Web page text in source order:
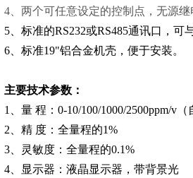
4、两个可任意设定的控制点，无源继
5、标准的RS232或RS485通讯口，可
6、标准19"铝合金机壳，便于安装。
主要技术参数：
1、量 程：0-10/100/1000/2500ppm/v（
2、精 度：全量程的1%
3、灵敏度：全量程的0.1%
4、显示器：液晶显示器，带背景光